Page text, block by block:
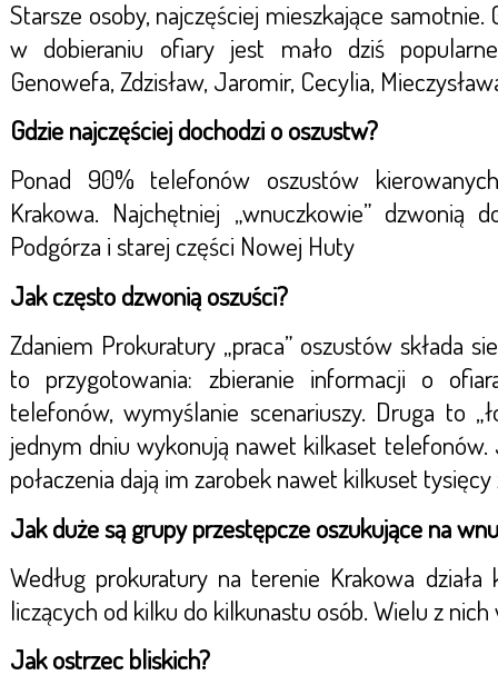
Starsze osoby, najczęściej mieszkające
w dobieraniu ofiary jest mało dziś
Genowefa, Zdzisław, Jaromir, Cecylia,
Gdzie najczęściej dochodzi o oszustw?
Ponad 90% telefonów oszustów
Krakowa. Najchętniej „wnuczkowie” dzwonią
Podgórza i starej części Nowej Huty
Jak często dzwonią oszuści?
Zdaniem Prokuratury „praca” oszustów składa
to przygotowania: zbieranie informacji o
telefonów, wymyślanie scenariuszy. Druga to
jednym dniu wykonują nawet kilkaset telefonów.
połaczenia dają im zarobek nawet kilkuset tysięcy
Jak duże są grupy przestępcze oszukujące na
Według prokuratury na terenie Krakowa
liczących od kilku do kilkunastu osób. Wielu z
Jak ostrzec bliskich?